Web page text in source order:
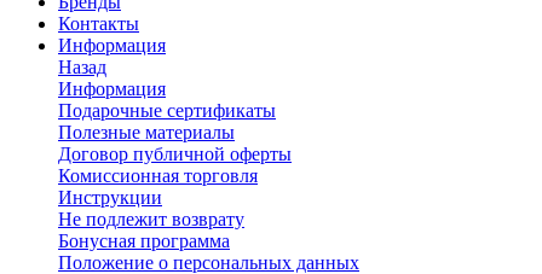
Контакты
Информация
Назад
Информация
Подарочные сертификаты
Полезные материалы
Договор публичной оферты
Комиссионная торговля
Инструкции
Не подлежит возврату
Бонусная программа
Положение о персональных данных